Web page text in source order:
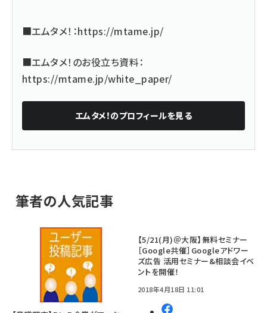
■エムタメ！：https://mtame.jp/
■エムタメ！のお役立ち資料：
https://mtame.jp/white_paper/
エムタメ！のプロフィールを見る
筆者の人気記事
【5/21(月)＠大阪】無料セミナー
［Google共催］Googleアドワー
ズ広告 活用セミナー&相談会イベ
ントを開催！
2018年4月18日 11:01